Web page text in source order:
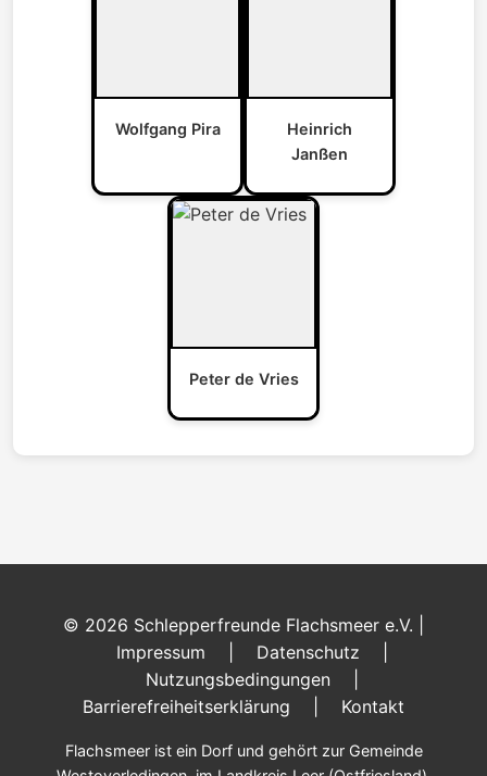
Wolfgang Pira
Heinrich
Janßen
Peter de Vries
© 2026 Schlepperfreunde Flachsmeer e.V. |
Impressum
Datenschutz
Nutzungsbedingungen
Barrierefreiheitserklärung
Kontakt
Flachsmeer ist ein Dorf und gehört zur Gemeinde